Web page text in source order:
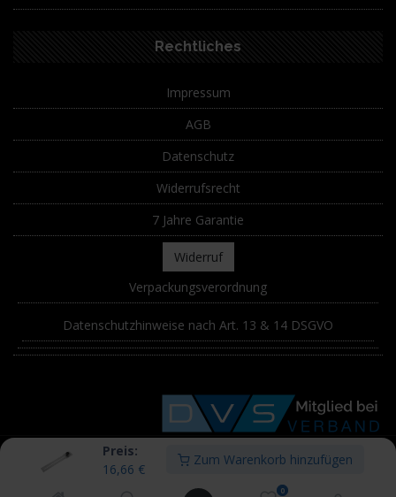
Preis:
16,66 €
Zum Warenkorb hinzufügen
0
Rechtliches
Impressum
AGB
Datenschutz
Widerrufsrecht
7 Jahre Garantie
Widerruf
Verpackungsverordnung
Datenschutzhinweise nach Art. 13 & 14 DSGVO
© STÖ Schweißtechnik Österreich GmbH. Alle Urheberrechte sind
. Powered by